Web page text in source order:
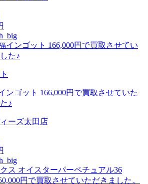
ンゴット 166,000円で買取させていた
♪
ーズ太田店